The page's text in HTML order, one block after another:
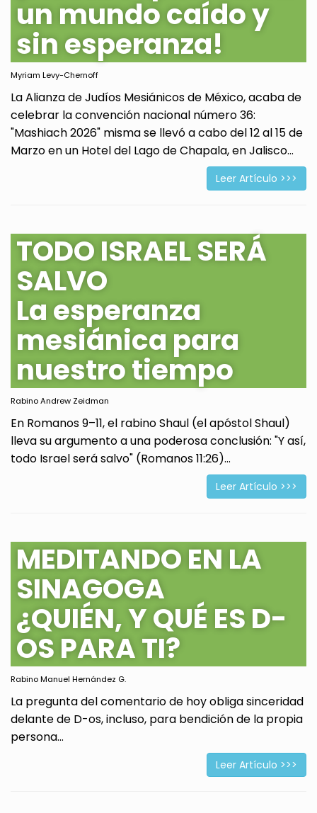
un mundo caído y
sin esperanza!
Myriam Levy-Chernoff
La Alianza de Judíos Mesiánicos de México, acaba de
celebrar la convención nacional número 36:
"Mashiach 2026" misma se llevó a cabo del 12 al 15 de
Marzo en un Hotel del Lago de Chapala, en Jalisco...
Leer Artículo >>>
TODO ISRAEL SERÁ
SALVO
La esperanza
mesiánica para
nuestro tiempo
Rabino Andrew Zeidman
En Romanos 9–11, el rabino Shaul (el apóstol Shaul)
lleva su argumento a una poderosa conclusión: "Y así,
todo Israel será salvo" (Romanos 11:26)...
Leer Artículo >>>
MEDITANDO EN LA
SINAGOGA
¿QUIÉN, Y QUÉ ES D-
OS PARA TI?
Rabino Manuel Hernández G.
La pregunta del comentario de hoy obliga sinceridad
delante de D-os, incluso, para bendición de la propia
persona...
Leer Artículo >>>